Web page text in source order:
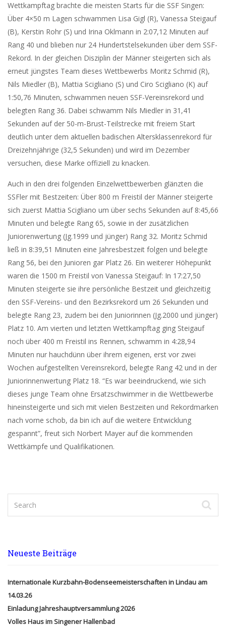
Wettkampftag brachte die meisten Starts für die SSF Singen:
Über 4×50 m Lagen schwammen Lisa Gigl (R), Vanessa Steigauf
(B), Kerstin Rohr (S) und Irina Oklmann in 2:07,12 Minuten auf
Rang 40 und blieben nur 24 Hundertstelsekunden über dem SSF-
Rekord. In der gleichen Disziplin der Männer steigerten sich als
erneut jüngstes Team dieses Wettbewerbs Moritz Schmid (R),
Nils Miedler (B), Mattia Scigliano (S) und Ciro Scigliano (K) auf
1:50,76 Minuten, schwammen neuen SSF-Vereinsrekord und
belegten Rang 36. Dabei schwamm Nils Miedler in 31,41
Sekunden auf der 50-m-Brust-Teilstrecke mit freiem Start
deutlich unter dem aktuellen badischen Altersklassenrekord für
Dreizehnjährige (32,5 Sekunden) und wird im Dezember
versuchen, diese Marke offiziell zu knacken.
Auch in den drei folgenden Einzelwettbewerben glänzten die
SSFler mit Bestzeiten: Über 800 m Freistil der Männer steigerte
sich zuerst Mattia Scigliano um über sechs Sekunden auf 8:45,66
Minuten und belegte Rang 65, sowie in der zusätzlichen
Juniorenwertung (Jg.1999 und jünger) Rang 32. Moritz Schmid
ließ in 8:39,51 Minuten eine Jahresbestzeit folgen und belegte
Rang 56, bei den Junioren gar Platz 26. Ein weiterer Höhepunkt
waren die 1500 m Freistil von Vanessa Steigauf: In 17:27,50
Minuten steigerte sie ihre persönliche Bestzeit und gleichzeitig
den SSF-Vereins- und den Bezirksrekord um 26 Sekunden und
belegte Rang 23, zudem bei den Juniorinnen (Jg.2000 und jünger)
Platz 10. Am vierten und letzten Wettkampftag ging Steigauf
noch über 400 m Freistil ins Rennen, schwamm in 4:28,94
Minuten nur hauchdünn über ihrem eigenen, erst vor zwei
Wochen aufgestellten Vereinsrekord, belegte Rang 42 und in der
Juniorinnenwertung Platz 18. “Es war beeindruckend, wie sich
dieses junge Team ohne Ersatzschwimmer in die Wettbewerbe
hineinsteigerte und sich mit vielen Bestzeiten und Rekordmarken
nach vorne schob, da bin ich auf die weitere Entwicklung
gespannt”, freut sich Norbert Mayer auf die kommenden
Wettkämpfe und Qualifikationen.
Neueste Beiträge
Internationale Kurzbahn-Bodenseemeisterschaften in Lindau am
14.03.26
Einladung Jahreshauptversammlung 2026
Volles Haus im Singener Hallenbad